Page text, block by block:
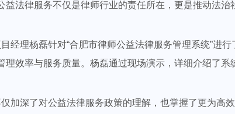
法律服务不仅是律师行业的责任所在，更是推动法
理杨磊针对“合肥市律师公益法律服务管理系统”进
理效率与服务质量。杨磊通过现场演示，详细介绍了
深了对公益法律服务政策的理解，也掌握了更为高效